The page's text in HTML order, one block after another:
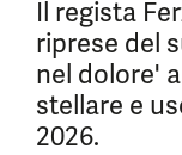
Il regista
riprese del
nel dolore'
stellare e
2026.